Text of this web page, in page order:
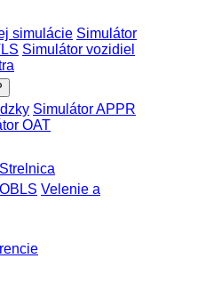
simulácie Simulátor
Simulátor vozidiel
Simulátor APPR
OAT
Velenie a